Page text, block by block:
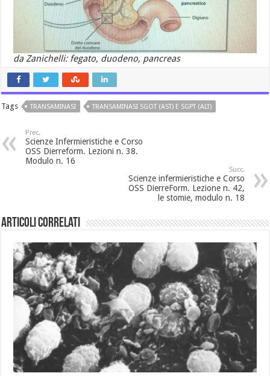
da Zanichelli: fegato, duodeno, pancreas
Tags TRANSAMINASI TRANSAMINASI SGOT (AST) E SGPT (ALT)
Prec.
Scienze Infermieristiche e Corso
OSS Dierreform. Lezioni n. 38.
Modulo n. 16
Succ.
Scienze infermieristiche e Corso
OSS DierreForm. Lezione n. 42,
le stomie, modulo n. 18
Articoli Correlati